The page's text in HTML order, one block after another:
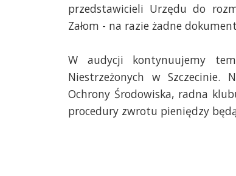
przedstawicieli Urzędu do
Załom - na razie żadne
W audycji kontynuujemy
Niestrzeżonych w Szczecinie.
Ochrony Środowiska, radna
procedury zwrotu pieniędzy